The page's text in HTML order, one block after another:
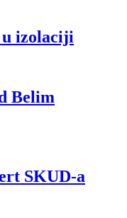
izolaciji
Belim
SKUD-a